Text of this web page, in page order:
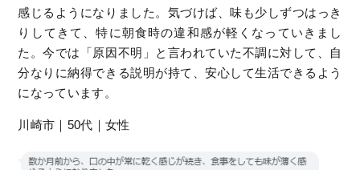
感じるようになりました。気づけば、味も少しずつはっき
りしてきて、特に朝食時の違和感が軽くなっていきまし
た。今では「原因不明」と言われていた不調に対して、自
分なりに納得できる説明が持て、安心して生活できるよう
になっています。
川崎市｜50代｜女性